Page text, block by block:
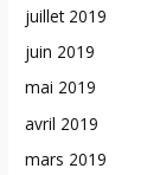
juillet 2019
juin 2019
mai 2019
avril 2019
mars 2019